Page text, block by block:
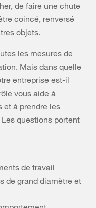
de faire une chute
coincé, renversé
objets.
les mesures de
Mais dans quelle
entreprise est-il
vous aide à
et à prendre les
questions portent
de travail
de grand diamètre et